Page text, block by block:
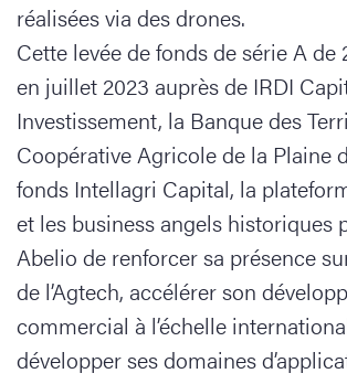
réalisées via des drones.
Cette levée de fonds de série A de
en juillet 2023 auprès de IRDI
Investissement, la Banque des
Coopérative Agricole de la Plaine
fonds Intellagri Capital, la
et les business angels historiques
Abelio de renforcer sa présence
de l’Agtech, accélérer son
commercial à l’échelle
développer ses domaines